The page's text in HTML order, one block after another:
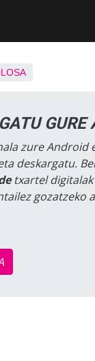
GURE
zure Android
deskargatu.
txartel digitalak
gozatzeko